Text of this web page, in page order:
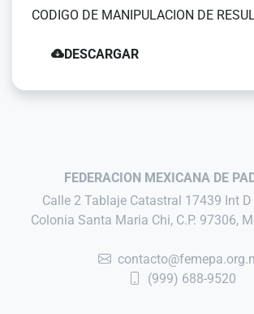
CODIGO DE MANIPULACION DE
DESCARGAR
FEDERACION MEXICANA DE
Calle 2 Tablaje Catastral 17439 Int D
Colonia Santa Maria Chi, C.P. 97306,
(999) 688-9520